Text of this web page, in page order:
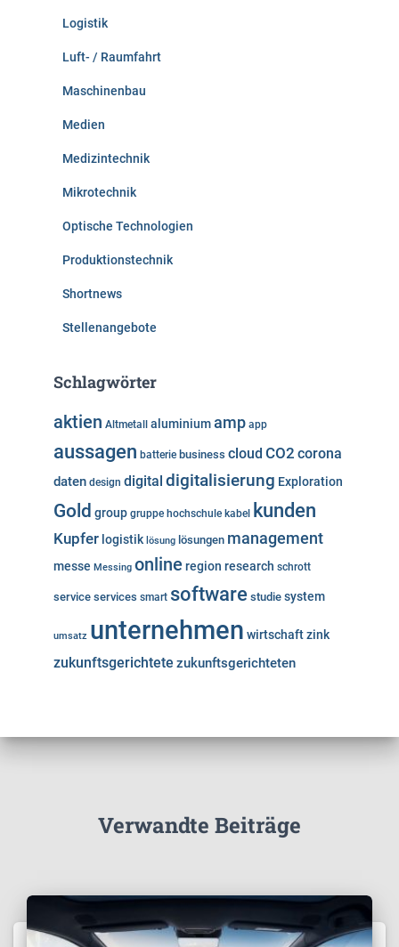
Logistik
Luft- / Raumfahrt
Maschinenbau
Medien
Medizintechnik
Mikrotechnik
Optische Technologien
Produktionstechnik
Shortnews
Stellenangebote
Schlagwörter
aktien Altmetall aluminiumamp app
aussagen batterie business cloud CO2 corona
daten design digital digitalisierung Exploration
Gold group gruppe hochschule kabel kunden
Kupfer logistik lösung lösungen management
messe Messing online region research schrott
service services smart software studie system
umsatz unternehmen wirtschaftzink
zukunftsgerichtete zukunftsgerichteten
Verwandte Beiträge